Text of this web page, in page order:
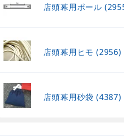
店頭幕用ポール
店頭幕用ヒモ (2956)
店頭幕用砂袋 (4387)